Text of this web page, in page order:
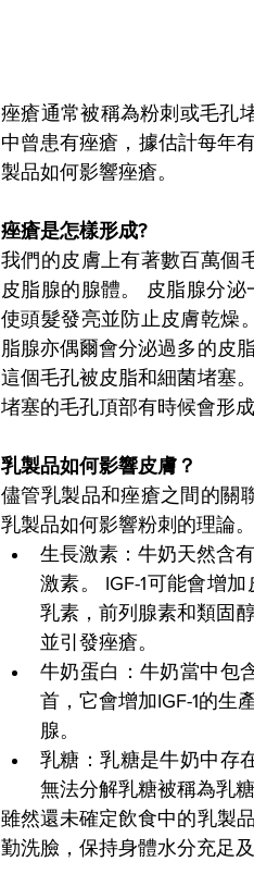
痤瘡通常被稱為粉刺或毛孔
中曾患有痤瘡，據估計每年
製品如何影響痤瘡。
痤瘡是怎樣形成?
我們的皮膚上有著數百萬個
皮脂腺的腺體。 皮脂腺分
使頭髮發亮並防止皮膚乾燥
脂腺亦偶爾會分泌過多的皮
這個毛孔被皮脂和細菌堵塞
堵塞的毛孔頂部有時候會形
乳製品如何影響皮膚？
儘管乳製品和痤瘡之間的關
乳製品如何影響粉刺的理論。
生長激素：牛奶天然含
激素。 IGF-1可能會增
乳素，前列腺素和類固
並引發痤瘡。
牛奶蛋白：牛奶當中包
首，它會增加IGF-1的生
腺。
乳糖：乳糖是牛奶中存
無法分解乳糖被稱為乳
雖然還未確定飲食中的乳製
勤洗臉，保持身體水分充足及